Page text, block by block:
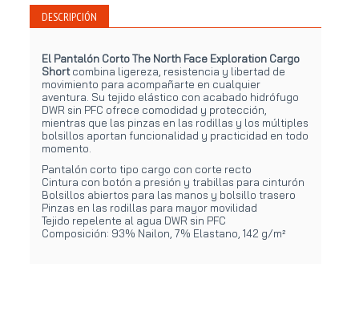
DESCRIPCIÓN
El Pantalón Corto The North Face Exploration Cargo
Shortcombina ligereza, resistencia y libertad de
movimiento para acompañarte en cualquier
aventura. Su tejido elástico con acabado hidrófugo
DWR sin PFC ofrece comodidad y protección,
mientras que las pinzas en las rodillas y los múltiples
bolsillos aportan funcionalidad y practicidad en todo
momento.
Pantalón corto tipo cargo con corte recto
Cintura con botón a presión y trabillas para cinturón
Bolsillos abiertos para las manos y bolsillo trasero
Pinzas en las rodillas para mayor movilidad
Tejido repelente al agua DWR sin PFC
Composición: 93% Nailon, 7% Elastano, 142 g/m²